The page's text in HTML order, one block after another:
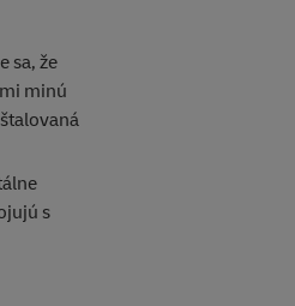
sa, že
minú
s